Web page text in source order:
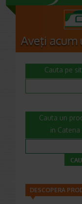
Cauta pe
Cauta un
in Catena
DESCOPERA